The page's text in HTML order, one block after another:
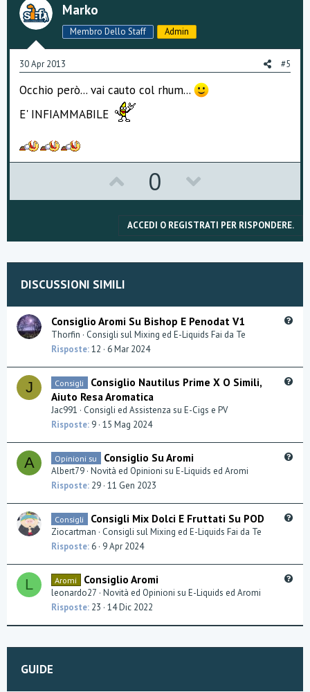
e
t
e
Marko
Membro Dello Staff Admin
30 Apr 2013 #5
Occhio però... vai cauto col rhum...
E' INFIAMMABILE
p
v
o
e
0
o
w
n
o
t
e
ACCEDI O REGISTRATI PER RISPONDERE.
DISCUSSIONI SIMILI
Consiglio Aromi Su Bishop E Penodat V1
Thorfin
Consigli sul Mixing ed E-Liquids Fai da Te
Risposte 12 6 Mar 2024
J
i
Consigli
Consiglio Nautilus Prime X O Simili,
Aiuto Resa Aromatica
Jac991
Consigli ed Assistenza su E-Cigs e PV
Risposte 9 15 Mag 2024
A Opinioni su Consiglio Su Aromi
Albert79 Novità ed Opinioni su E-Liquids ed Aromi
Risposte 29 11 Gen 2023
Consigli Consigli Mix Dolci E Fruttati Su POD
Ziocartman
Consigli sul Mixing ed E-Liquids Fai da Te
Risposte 6 9 Apr 2024
L
t
Aromi Consiglio Aromi
leonardo27 Novità ed Opinioni su E-Liquids ed Aromi
Risposte 23 14 Dic 2022
GUIDE